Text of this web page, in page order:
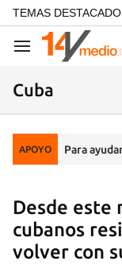
common.go-to-
TEMAS
Navegación
Cuba
APOYO Para
Desde este
cubanos
volver con